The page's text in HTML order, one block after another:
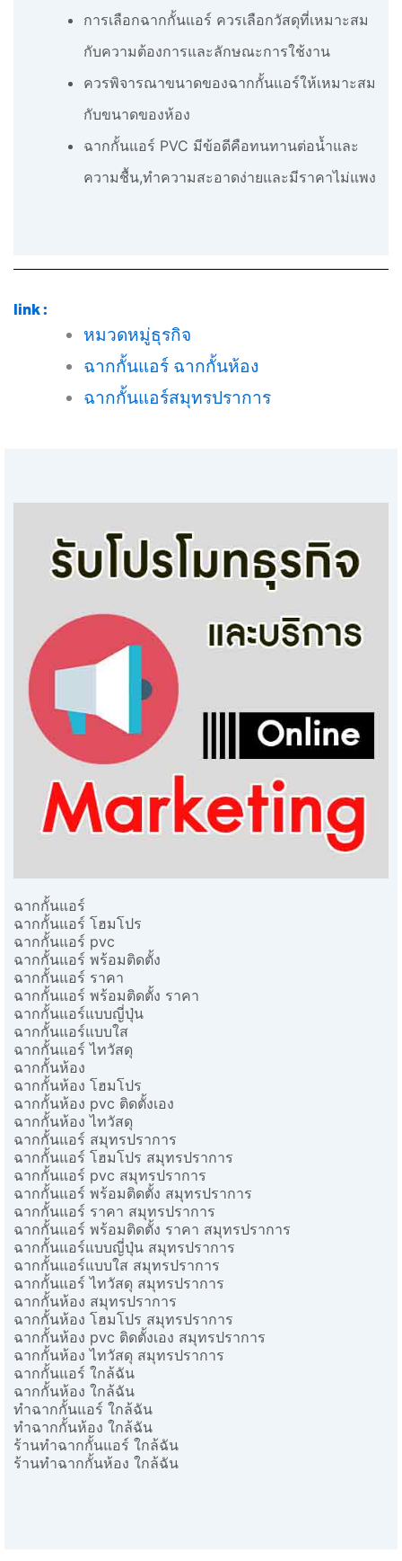
การเลือกฉากกั้นแอร์ ควรเลือกวัสดุที่เหมาะสม
กับความต้องการและลักษณะการใช้งาน
ควรพิจารณาขนาดของฉากกั้นแอร์ให้เหมาะสม
กับขนาดของห้อง
ฉากกั้นแอร์ PVC มีข้อดีคือทนทานต่อน้ำและ
ความชื้น,ทำความสะอาดง่ายและมีราคาไม่แพง
link :
หมวดหมู่ธุรกิจ
ฉากกั้นแอร์ ฉากกั้นห้อง
ฉากกั้นแอร์สมุทรปราการ
ฉากกั้นแอร์
ฉากกั้นแอร์ โฮมโปร
ฉากกั้นแอร์ pvc
ฉากกั้นแอร์ พร้อมติดตั้ง
ฉากกั้นแอร์ ราคา
ฉากกั้นแอร์ พร้อมติดตั้ง ราคา
ฉากกั้นแอร์แบบญี่ปุ่น
ฉากกั้นแอร์แบบใส
ฉากกั้นแอร์ ไทวัสดุ
ฉากกั้นห้อง
ฉากกั้นห้อง โฮมโปร
ฉากกั้นห้อง pvc ติดตั้งเอง
ฉากกั้นห้อง ไทวัสดุ
ฉากกั้นแอร์ สมุทรปราการ
ฉากกั้นแอร์ โฮมโปร สมุทรปราการ
ฉากกั้นแอร์ pvc สมุทรปราการ
ฉากกั้นแอร์ พร้อมติดตั้ง สมุทรปราการ
ฉากกั้นแอร์ ราคา สมุทรปราการ
ฉากกั้นแอร์ พร้อมติดตั้ง ราคา สมุทรปราการ
ฉากกั้นแอร์แบบญี่ปุ่น สมุทรปราการ
ฉากกั้นแอร์แบบใส สมุทรปราการ
ฉากกั้นแอร์ ไทวัสดุ สมุทรปราการ
ฉากกั้นห้อง สมุทรปราการ
ฉากกั้นห้อง โฮมโปร สมุทรปราการ
ฉากกั้นห้อง pvc ติดตั้งเอง สมุทรปราการ
ฉากกั้นห้อง ไทวัสดุ สมุทรปราการ
ฉากกั้นแอร์ ใกล้ฉัน
ฉากกั้นห้อง ใกล้ฉัน
ทำฉากกั้นแอร์ ใกล้ฉัน
ทำฉากกั้นห้อง ใกล้ฉัน
ร้านทำฉากกั้นแอร์ ใกล้ฉัน
ร้านทำฉากกั้นห้อง ใกล้ฉัน